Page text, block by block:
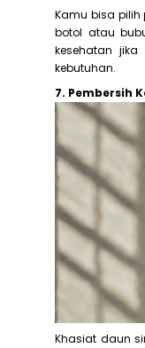
Kamu bisa pilih
botol atau
kesehatan
kebutuhan.
7. Pembersih
Khasiat daun